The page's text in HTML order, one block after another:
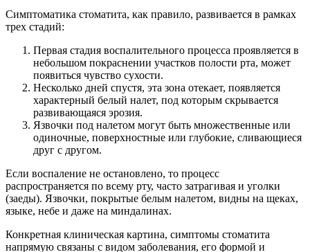
Симптоматика стоматита, как правило, развивается в рамках
трех стадий:
Первая стадия воспалительного процесса проявляется в
небольшом покраснении участков полости рта, может
появиться чувство сухости.
Несколько дней спустя, эта зона отекает, появляется
характерный белый налет, под которым скрывается
развивающаяся эрозия.
Язвочки под налетом могут быть множественные или
одиночные, поверхностные или глубокие, сливающиеся
друг с другом.
Если воспаление не остановлено, то процесс
распространяется по всему рту, часто затрагивая и уголки
(заеды). Язвочки, покрытые белым налетом, видны на щеках,
языке, небе и даже на миндалинах.
Конкретная клиническая картина, симптомы стоматита
напрямую связаны с видом заболевания, его формой и